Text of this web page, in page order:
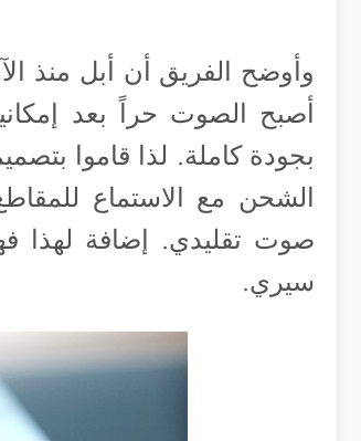
أصبح الصوت حراً بعد
بجودة كاملة. لذا قاموا
الشحن مع الاستماع
صوت تقليدي. إضافة لهذا
سيري.